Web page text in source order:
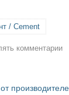
/ Cement
комментарии